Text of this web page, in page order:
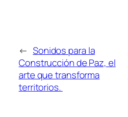
← Sonidos para la
Construcción de Paz, el
arte que transforma
territorios.